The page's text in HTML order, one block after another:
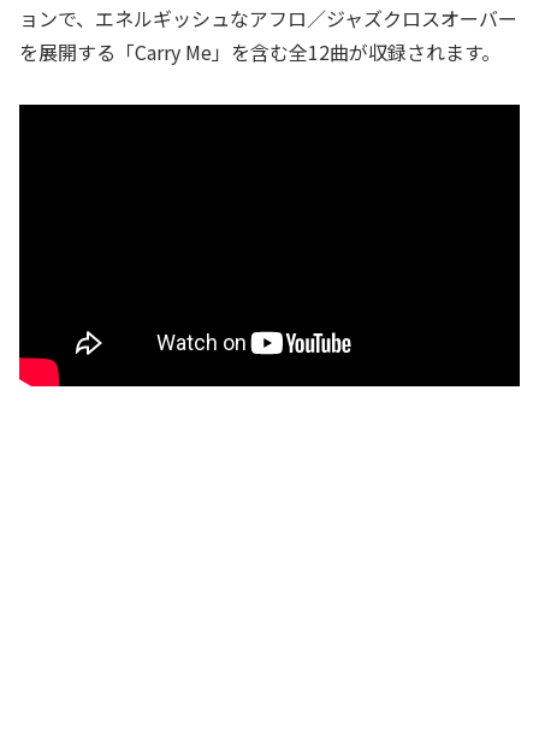
ョンで、エネルギッシュなアフロ／ジャズクロスオーバー
を展開する「Carry Me」を含む全12曲が収録されます。